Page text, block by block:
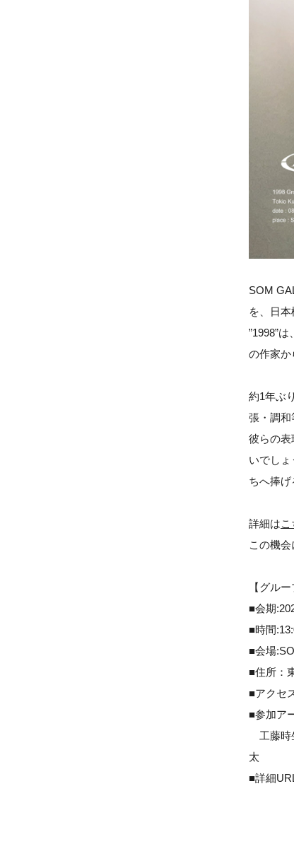
SOM
を、日本
”1998”
の作家か
約1年ぶ
張・調和
彼らの表
いでし
ちへ捧げ
詳細はこ
この機会
【グル
■会期
■時間
■会場
■住所：
■アクセ
■参加ア
工藤時
太
■詳細